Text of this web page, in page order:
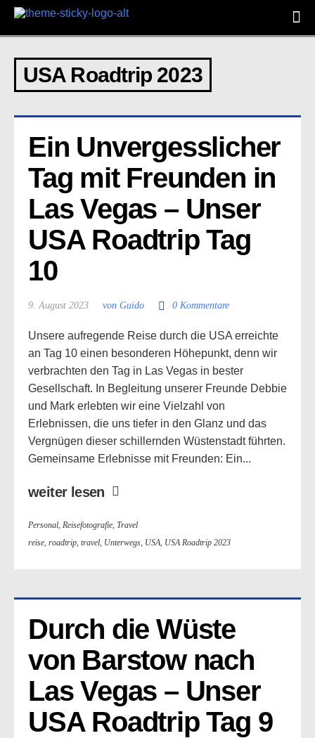
USA Roadtrip 2023
Ein Unvergesslicher
Tag mit Freunden in
Las Vegas – Unser
USA Roadtrip Tag
10
9. August 2023 von Guido 0 Kommentare
Unsere aufregende Reise durch die USA erreichte
an Tag 10 einen besonderen Höhepunkt, denn wir
verbrachten den Tag in Las Vegas in bester
Gesellschaft. In Begleitung unserer Freunde Debbie
und Mark erlebten wir eine Vielzahl von
Erlebnissen, die uns tiefer in den Glanz und das
Vergnügen dieser schillernden Wüstenstadt führten.
Gemeinsame Erlebnisse mit Freunden: Ein...
weiter lesen
Personal, Reisefotografie, Travel
reise, roadtrip, travel, Unterwegs, USA, USA Roadtrip 2023
Durch die Wüste
von Barstow nach
Las Vegas – Unser
USA Roadtrip Tag 9